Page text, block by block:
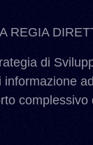
REGIA
di
informazione